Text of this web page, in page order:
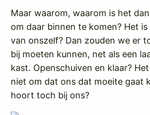
Maar waarom, waarom is het
om daar binnen te komen? Het
van onszelf? Dan zouden we er
bij moeten kunnen, net als een
kast. Openschuiven en klaar?
niet om dat ons dat moeite gaat
hoort toch bij ons?